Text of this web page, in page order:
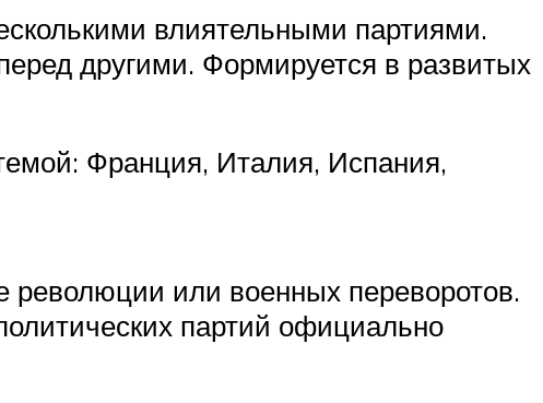
влиятельными партиями.
другими. Формируется в развитых
Франция, Италия, Испания,
революции или военных переворотов.
партий официально